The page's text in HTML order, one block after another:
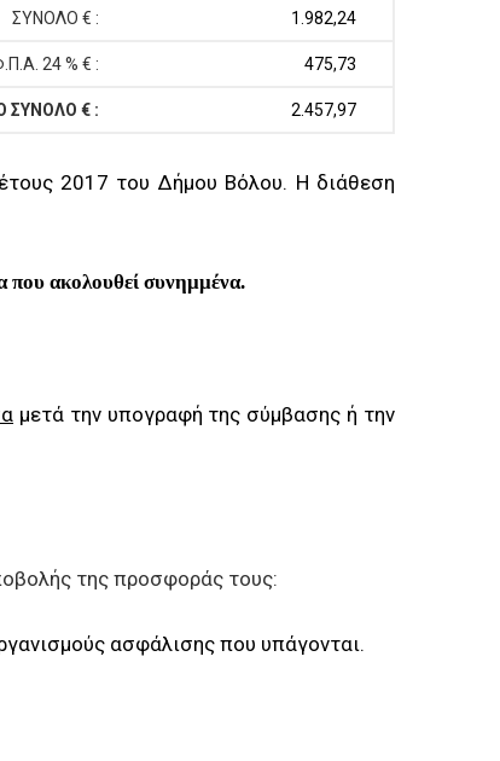
ΣΥΝΟΛΟ € : 1.982,24
24 % € : 475,73
ΣΥΝΟΛΟ € : 2.457,97
2017 του Δήμου Βόλου. Η διάθεση
που ακολουθεί συνημμένα.
μετά την υπογραφή της σύμβασης ή την
της προσφοράς τους:
ασφάλισης που υπάγονται.